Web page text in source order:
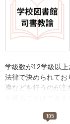
思ったら、リアル
学級数が12学級以
法律で決められて
導などを行うのが
を得ることはでき
105